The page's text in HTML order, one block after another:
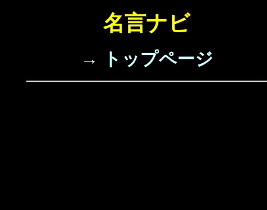
名言ナビ
→ トップページ